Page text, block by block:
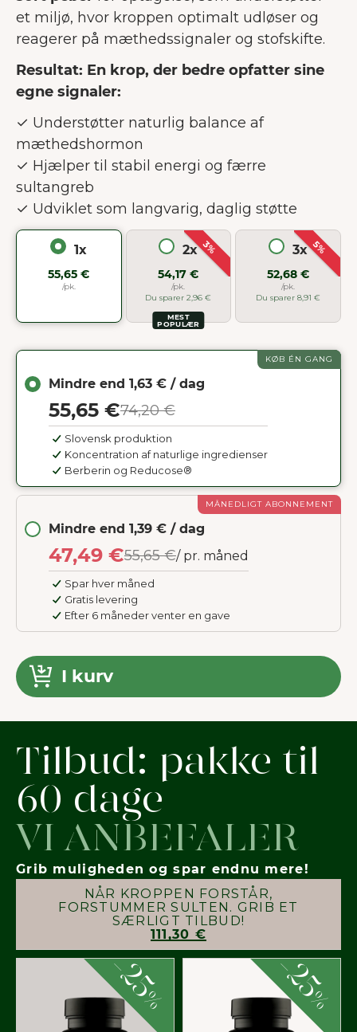
et miljø, hvor kroppen optimalt udløser og
reagerer på mæthedssignaler og stofskifte.
Resultat: En krop, der bedre opfatter sine
egne signaler:
✓ Understøtter naturlig balance af
mæthedshormon
✓ Hjælper til stabil energi og færre
sultangreb
✓ Udviklet som langvarig, daglig støtte
1x
55,65 €
/pk.
3%
2x
54,17 €
/pk.
Du sparer 2,96 €
MEST
POPULÆR
5%
3x
52,68 €
/pk.
Du sparer 8,91 €
MÅNEDLIGT ABONNEMENT
Mindre end 1,39 € / dag
47,49 €55,65 €/ pr. måned
Spar hver måned
Gratis levering
Efter 6 måneder venter en gave
KØB ÉN GANG
Mindre end 1,63 € / dag
55,65 €74,20 €
Slovensk produktion
Koncentration af naturlige ingredienser
Berberin og Reducose®
I kurv
Tilbud: pakke til
60 dage
VI ANBEFALER
Grib muligheden og spar endnu mere!
NÅR KROPPEN FORSTÅR,
FORSTUMMER SULTEN. GRIB ET
SÆRLIGT TILBUD!
111,30 €
-
25
%
-
25
%